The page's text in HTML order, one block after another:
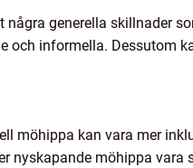
generella skillnader
och informella. Dessutom
möhippa kan vara mer
nyskapande möhippa vara